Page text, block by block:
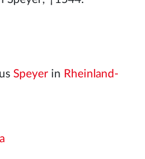
Speyer in Rheinland-